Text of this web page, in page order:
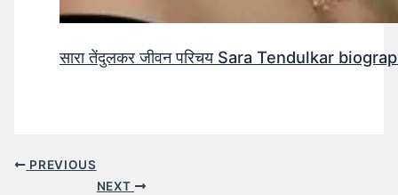
सारा तेंदुलकर जीवन परिचय Sara Tendulkar
PREVIOUS
NEXT